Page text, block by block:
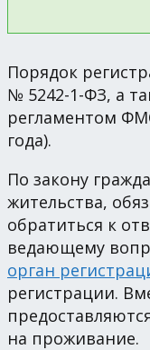
Порядок
№ 5242-1-ФЗ, а
регламентом
года).
По закону
жительства,
обратиться к
ведающему
орган
регистрации.
на проживание.